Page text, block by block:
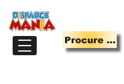
Procure Aqui